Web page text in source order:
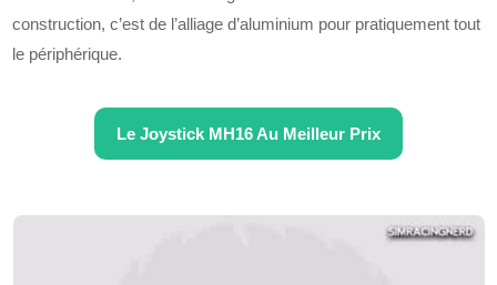
construction, c’est de l’alliage d’aluminium pour pratiquement tout
le périphérique.
Le Joystick MH16 Au Meilleur Prix